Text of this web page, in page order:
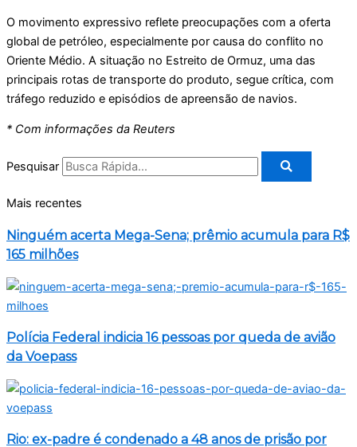
O movimento expressivo reflete preocupações com a oferta
global de petróleo, especialmente por causa do conflito no
Oriente Médio. A situação no Estreito de Ormuz, uma das
principais rotas de transporte do produto, segue crítica, com
tráfego reduzido e episódios de apreensão de navios.
* Com informações da Reuters
Pesquisar
Mais recentes
Ninguém acerta Mega-Sena; prêmio acumula para R$
165 milhões
Polícia Federal indicia 16 pessoas por queda de avião
da Voepass
Rio: ex-padre é condenado a 48 anos de prisão por